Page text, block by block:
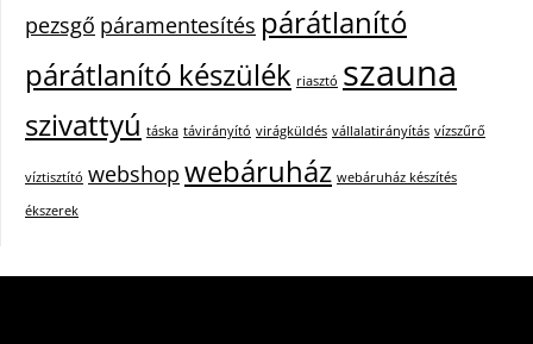
pezsgő páramentesítés párátlanító
párátlanító készülék riasztó szauna
szivattyú táska távirányító virágküldés vállalatirányítás vízszűrő
víztisztító webshop webáruház webáruház készítés
ékszerek